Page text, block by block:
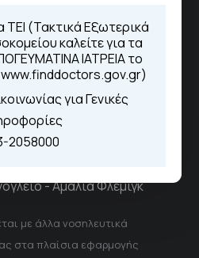
(Τακτικά Εξωτερικά
καλείτε για τα
ΙΑΤΡΕΙΑ το
για Γενικές
2058000
ιστότοποeΡαντεβού
στην φωνητική πύλη του
εφαρμογής "MyHealth
- Αμαλία Φλέμιγκ
με άλλα νοσηλευτικά
στα πλαίσια εφαρμογής